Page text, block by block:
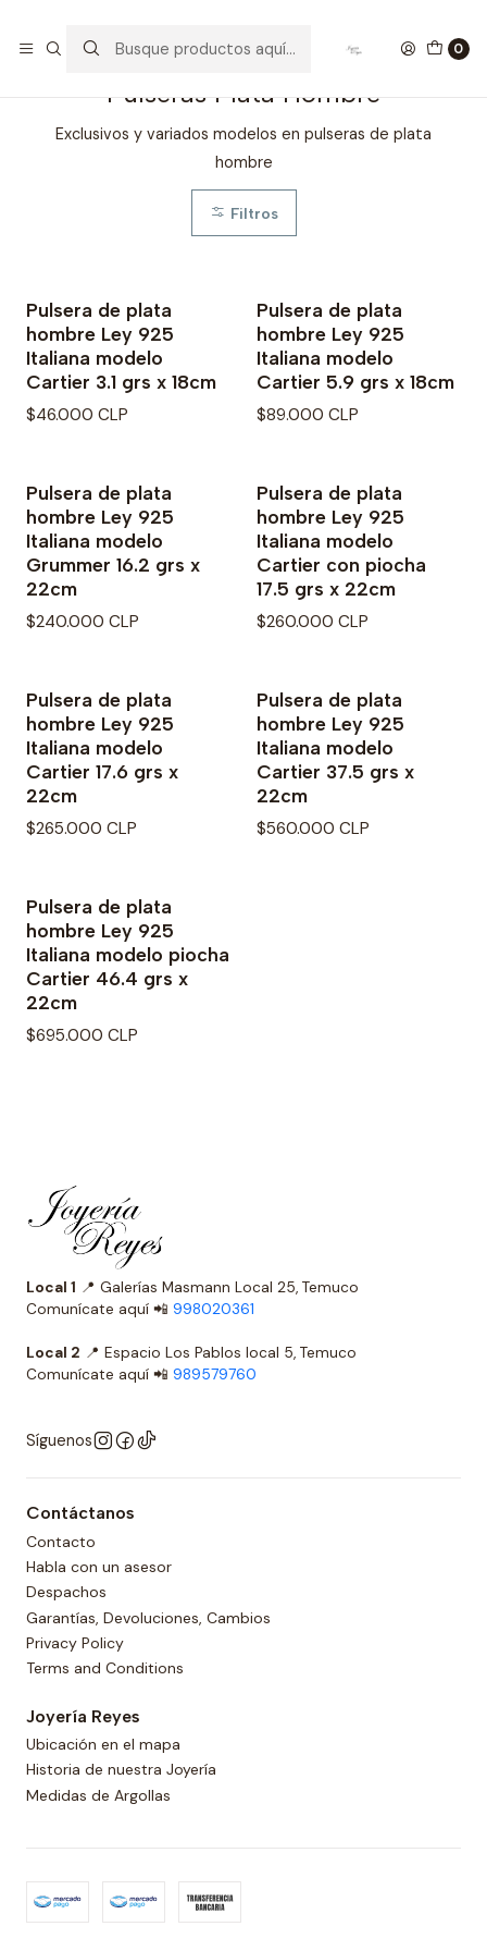
0
Pulseras Plata Hombre
Exclusivos y variados modelos en pulseras de plata
hombre
Filtros
Pulsera de plata
hombre Ley 925
Italiana modelo
Cartier 3.1 grs x 18cm
$46.000 CLP
Agotado
Pulsera de plata
hombre Ley 925
Italiana modelo
Cartier 5.9 grs x 18cm
$89.000 CLP
Pulsera de plata
hombre Ley 925
Italiana modelo
Grummer 16.2 grs x
22cm
$240.000 CLP
Pulsera de plata
hombre Ley 925
Italiana modelo
Cartier con piocha
17.5 grs x 22cm
$260.000 CLP
Pulsera de plata
hombre Ley 925
Italiana modelo
Cartier 17.6 grs x
22cm
$265.000 CLP
Pulsera de plata
hombre Ley 925
Italiana modelo
Cartier 37.5 grs x
22cm
$560.000 CLP
Pulsera de plata
hombre Ley 925
Italiana modelo piocha
Cartier 46.4 grs x
22cm
$695.000 CLP
Local 1 📍 Galerías Masmann Local 25, Temuco
Comunícate aquí 📲 998020361
Local 2 📍 Espacio Los Pablos local 5, Temuco
Comunícate aquí 📲 989579760
Síguenos
Contáctanos
Contacto
Habla con un asesor
Despachos
Garantías, Devoluciones, Cambios
Privacy Policy
Terms and Conditions
Joyería Reyes
Ubicación en el mapa
Historia de nuestra Joyería
Medidas de Argollas